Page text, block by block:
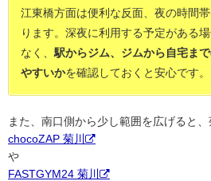
江東橋方面は便利な反面、夜の時間
ります。深夜に利用する予定がある
なく、 駅からジム、ジムから自宅ま
やすいかを確認しておくと安心です。
また、南口側から少し範囲を広げると
chocoZAP 菊川
や
FASTGYM24 菊川